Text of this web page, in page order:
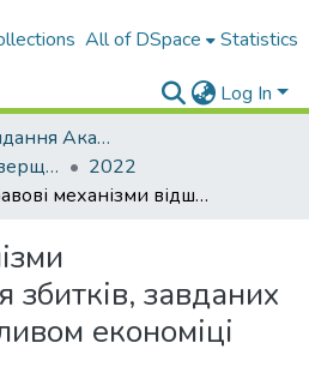
All of DSpace Statistics
Log In
Періодичні видання Академії
Науковий вісник Сіверщини. Серія: Право.
2022
Правові механізми відшкодування збитків, завданих мілітарним впливом економіці України
збитків, завданих
економіці